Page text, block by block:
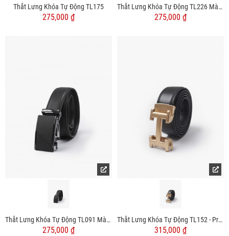
Thắt Lưng Khóa Tự Động TL175
275,000 ₫
Thắt Lưng Khóa Tự Động TL226 Màu Đen
275,000 ₫
Thắt Lưng Khóa Tự Động TL091 Màu Đen
275,000 ₫
Thắt Lưng Khóa Tự Động TL152 - Pre Order
315,000 ₫